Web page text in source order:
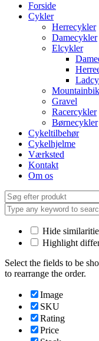
Forside
Cykler
Herrecykler
Damecykler
Elcykler
Gravel
Racercykler
Børnecykler
Cykeltilbehør
Cykelhjelme
Værksted
Kontakt
Om os
Search
for:
Hide
Highlight
Select the fields to be
to rearrange the order.
Image
SKU
Rating
Price